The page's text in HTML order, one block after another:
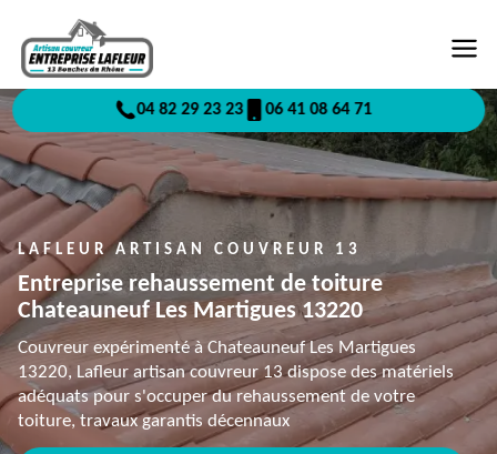
04 82 29 23 23 06 41 08 64 71
LAFLEUR ARTISAN COUVREUR 13
Entreprise rehaussement de toiture
Chateauneuf Les Martigues 13220
Couvreur expérimenté à Chateauneuf Les Martigues
13220, Lafleur artisan couvreur 13 dispose des matériels
adéquats pour s'occuper du rehaussement de votre
toiture, travaux garantis décennaux